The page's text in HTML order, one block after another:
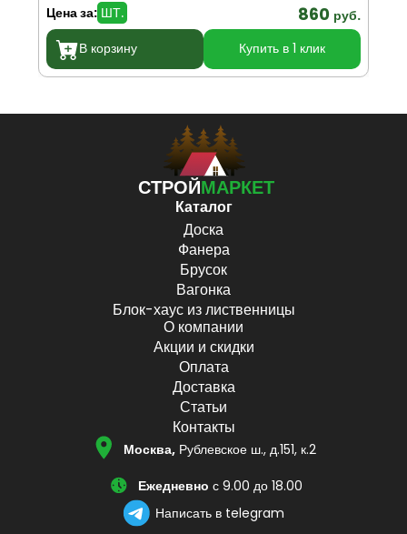
Цена за: ШТ. 860 руб.
В корзину
Купить в 1 клик
СТРОЙМАРКЕТ
Каталог
Доска
Фанера
Брусок
Вагонка
Блок-хаус из лиственницы
О компании
Акции и скидки
Оплата
Доставка
Статьи
Контакты
Москва, Рублевское ш., д.151, к.2
Ежедневно с 9.00 до 18.00
Написать в telegram